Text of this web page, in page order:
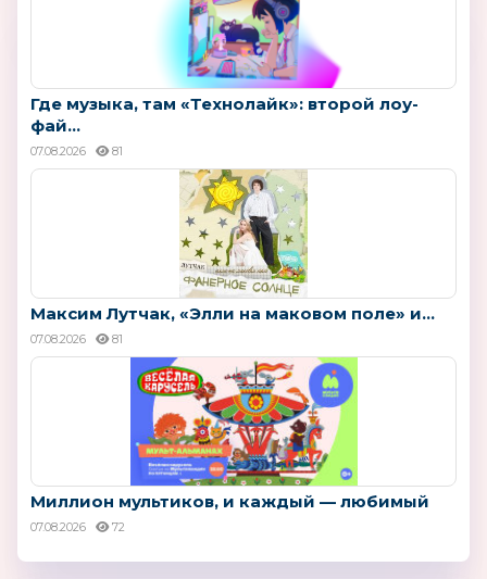
Где музыка, там «Технолайк»: второй лоу-
фай...
07.08.2026 81
Максим Лутчак, «Элли на маковом поле» и...
07.08.2026 81
Миллион мультиков, и каждый — любимый
07.08.2026 72